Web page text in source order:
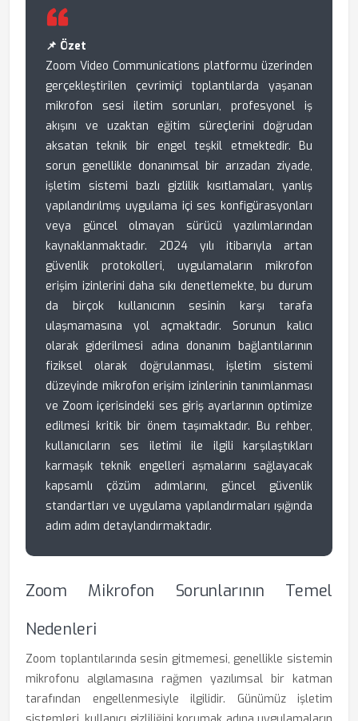
📌 Özet
Zoom Video Communications platformu üzerinden
gerçekleştirilen çevrimiçi toplantılarda yaşanan
mikrofon sesi iletim sorunları, profesyonel iş
akışını ve uzaktan eğitim süreçlerini doğrudan
aksatan teknik bir engel teşkil etmektedir. Bu
sorun genellikle donanımsal bir arızadan ziyade,
işletim sistemi bazlı gizlilik kısıtlamaları, yanlış
yapılandırılmış uygulama içi ses konfigürasyonları
veya güncel olmayan sürücü yazılımlarından
kaynaklanmaktadır. 2024 yılı itibarıyla artan
güvenlik protokolleri, uygulamaların mikrofon
erişim izinlerini daha sıkı denetlemekte, bu durum
da birçok kullanıcının sesinin karşı tarafa
ulaşmamasına yol açmaktadır. Sorunun kalıcı
olarak giderilmesi adına donanım bağlantılarının
fiziksel olarak doğrulanması, işletim sistemi
düzeyinde mikrofon erişim izinlerinin tanımlanması
ve Zoom içerisindeki ses giriş ayarlarının optimize
edilmesi kritik bir önem taşımaktadır. Bu rehber,
kullanıcıların ses iletimi ile ilgili karşılaştıkları
karmaşık teknik engelleri aşmalarını sağlayacak
kapsamlı çözüm adımlarını, güncel güvenlik
standartları ve uygulama yapılandırmaları ışığında
adım adım detaylandırmaktadır.
Zoom Mikrofon Sorunlarının Temel
Nedenleri
Zoom toplantılarında sesin gitmemesi, genellikle sistemin
mikrofonu algılamasına rağmen yazılımsal bir katman
tarafından engellenmesiyle ilgilidir. Günümüz işletim